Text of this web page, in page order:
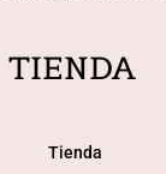
TIENDA
Tienda